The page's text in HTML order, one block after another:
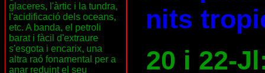
glaceres, l'àrtic i la tundra,
l'acidificació dels oceans,
etc. A banda, el petroli
barat i fàcil d'extraure
s'esgota i encarix, una
altra raó fonamental per a
anar reduint el seu
nits
20 i 22-